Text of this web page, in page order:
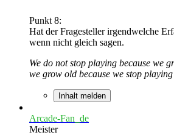
Punkt 8:
Hat der Fragesteller irgendwelche
wenn nicht gleich sagen.
We do not stop playing because we
we grow old because we stop playing
Inhalt melden
Arcade-Fan_de
Meister